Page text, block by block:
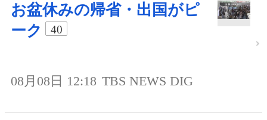
お盆休みの帰省・出国がピ
ーク
40
08月08日 12:18 TBS NEWS DIG